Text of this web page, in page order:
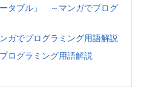
ータブル」 ～マンガでプログ
ガでプログラミング用語解説
ログラミング用語解説